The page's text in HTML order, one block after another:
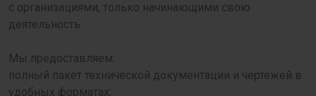
с организациями, только начинающими свою
деятельность.
Мы предоставляем:
полный пакет технической документации и чертежей в
удобных форматах;